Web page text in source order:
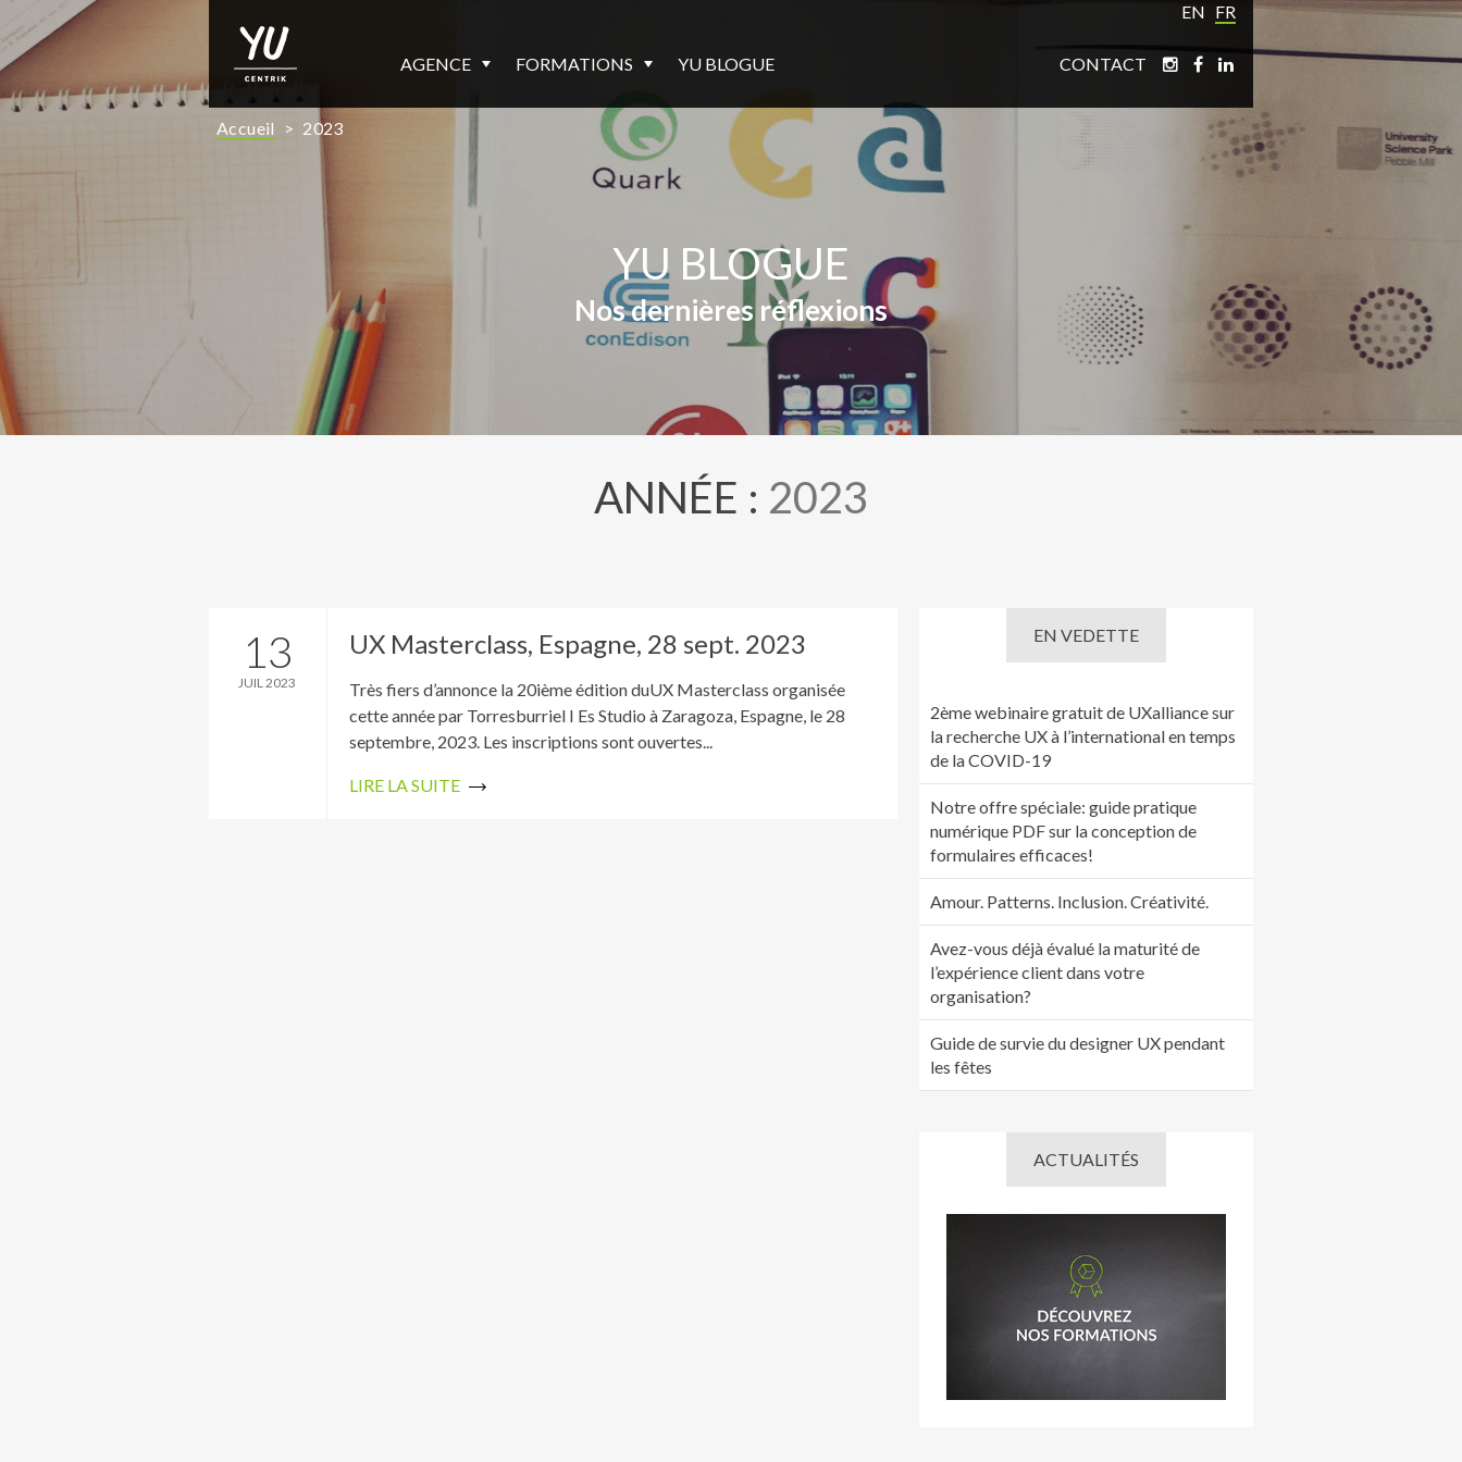
EN FR
AGENCE FORMATIONS YU BLOGUE CONTACT
Accueil > 2023
YU BLOGUE
Nos dernières réflexions
ANNÉE : 2023
13
JUIL 2023
UX Masterclass, Espagne, 28 sept. 2023
Très fiers d’annonce la 20ième édition duUX Masterclass organisée
cette année par Torresburriel I Es Studio à Zaragoza, Espagne, le 28
septembre, 2023. Les inscriptions sont ouvertes...
LIRE LA SUITE
EN VEDETTE
2ème webinaire gratuit de UXalliance sur
la recherche UX à l’international en temps
de la COVID-19
Notre offre spéciale: guide pratique
numérique PDF sur la conception de
formulaires efficaces!
Amour. Patterns. Inclusion. Créativité.
Avez-vous déjà évalué la maturité de
l’expérience client dans votre
organisation?
Guide de survie du designer UX pendant
les fêtes
ACTUALITÉS